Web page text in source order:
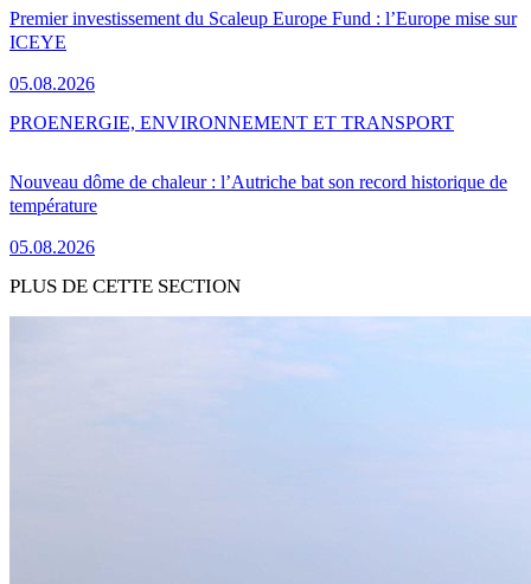
Premier investissement du Scaleup Europe Fund : l’Europe mise sur
ICEYE
05.08.2026
Nouveau dôme de chaleur : l’Autriche bat son record historique de
température
05.08.2026
PROENERGIE, ENVIRONNEMENT ET TRANSPORT
PLUS DE CETTE SECTION